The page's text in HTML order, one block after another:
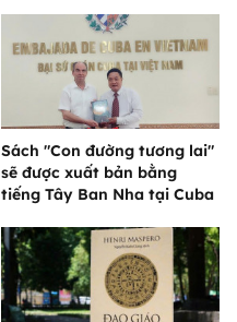
Sách "Con đường tương lai"
sẽ được xuất bản bằng
tiếng Tây Ban Nha tại Cuba